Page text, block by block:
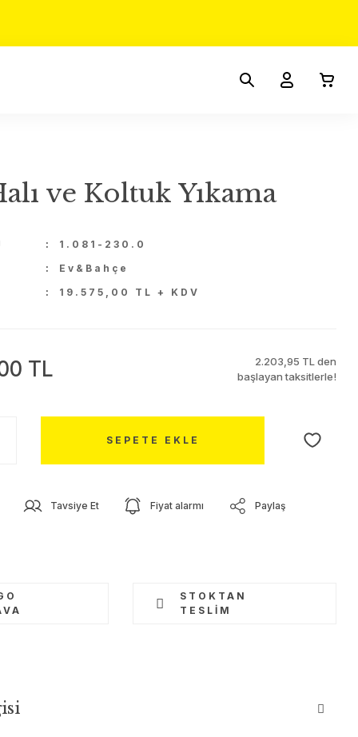
ve Koltuk Yıkama
1.081-230.0
Ev&Bahçe
19.575,00 TL + KDV
TL
2.203,95 TL den
başlayan taksitlerle!
SEPETE EKLE
Tavsiye Et Fiyat alarmı Paylaş
STOKTAN
TESLIM